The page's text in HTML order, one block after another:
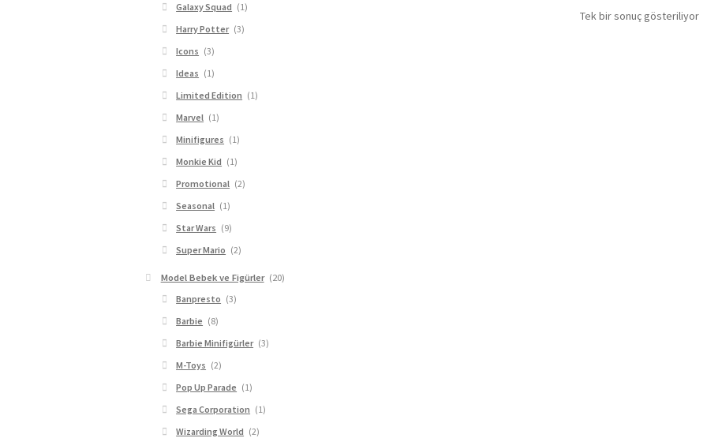
Tek bir sonuç gösteriliyor
Galaxy Squad (1)
Harry Potter (3)
Icons (3)
Ideas (1)
Limited Edition (1)
Marvel (1)
Minifigures (1)
Monkie Kid (1)
Promotional (2)
Seasonal (1)
Star Wars (9)
Super Mario (2)
Model Bebek ve Figürler (20)
Banpresto (3)
Barbie (8)
Barbie Minifigürler (3)
M-Toys (2)
Pop Up Parade (1)
Sega Corporation (1)
Wizarding World (2)